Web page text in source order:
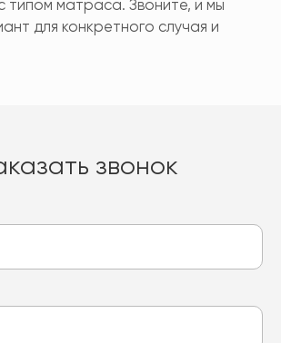
типом матраса. Звоните, и мы
для конкретного случая и
звонок